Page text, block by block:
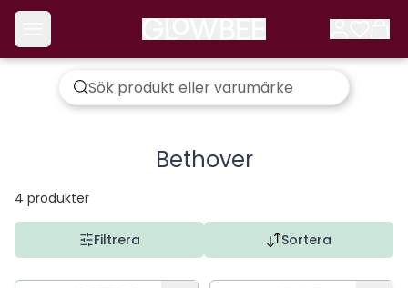
Bethover
4 produkter
Filtrera Sortera